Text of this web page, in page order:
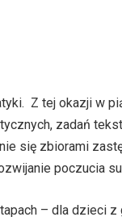
Z tej okazji w
zadań
się zbiorami
poczucia
– dla dzieci